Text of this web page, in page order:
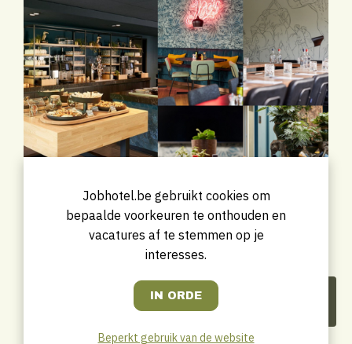
De recente vacatures van Van
der Valk Hotel Antwerpen
Jobhotel.be gebruikt cookies om
bepaalde voorkeuren te onthouden en
vacatures af te stemmen op je
interesses.
Beperkt gebruik van de website